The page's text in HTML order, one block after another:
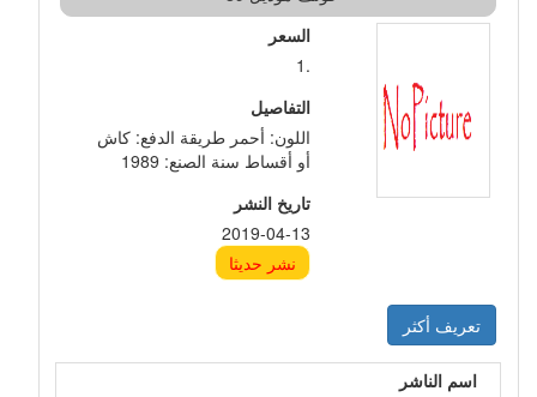
السعر
.1
التفاصيل
اللون: أحمر طريقة الدفع: كاش
أو أقساط سنة الصنع: 1989
تاريخ النشر
2019-04-13
نشر حديثا
تعريف أكثر
اسم الناشر